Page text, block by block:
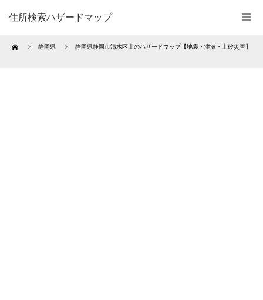
住所検索ハザードマップ
Home 静岡県 静岡県静岡市清水区上のハザードマップ【地震・津波・土砂災害】